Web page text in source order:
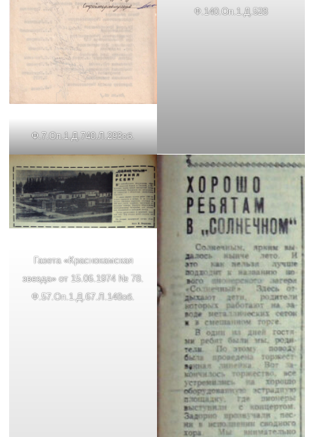
Ф.7.Оп.1.Д.740.Л.293об.
Ф.140.Оп.1.Д.528
Газета «Краснокамская
звезда» от 15.06.1974 № 78.
Ф.57.Оп.1.Д.67.Л.148об.